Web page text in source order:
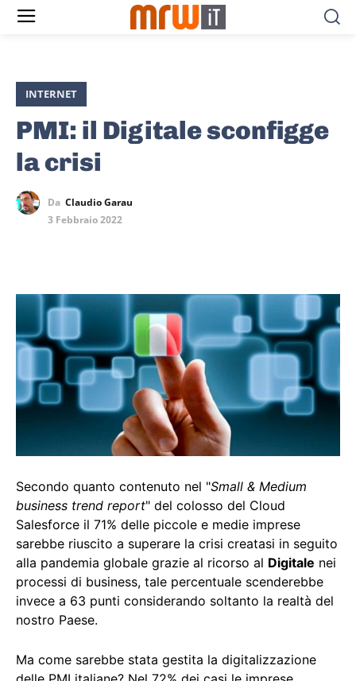
INTERNET
PMI: il Digitale sconfigge
la crisi
Da Claudio Garau
3 Febbraio 2022
Secondo quanto contenuto nel "Small & Medium
business trend report" del colosso del Cloud
Salesforce il 71% delle piccole e medie imprese
sarebbe riuscito a superare la crisi creatasi in seguito
alla pandemia globale grazie al ricorso al Digitale nei
processi di business, tale percentuale scenderebbe
invece a 63 punti considerando soltanto la realtà del
nostro Paese.
Ma come sarebbe stata gestita la digitalizzazione